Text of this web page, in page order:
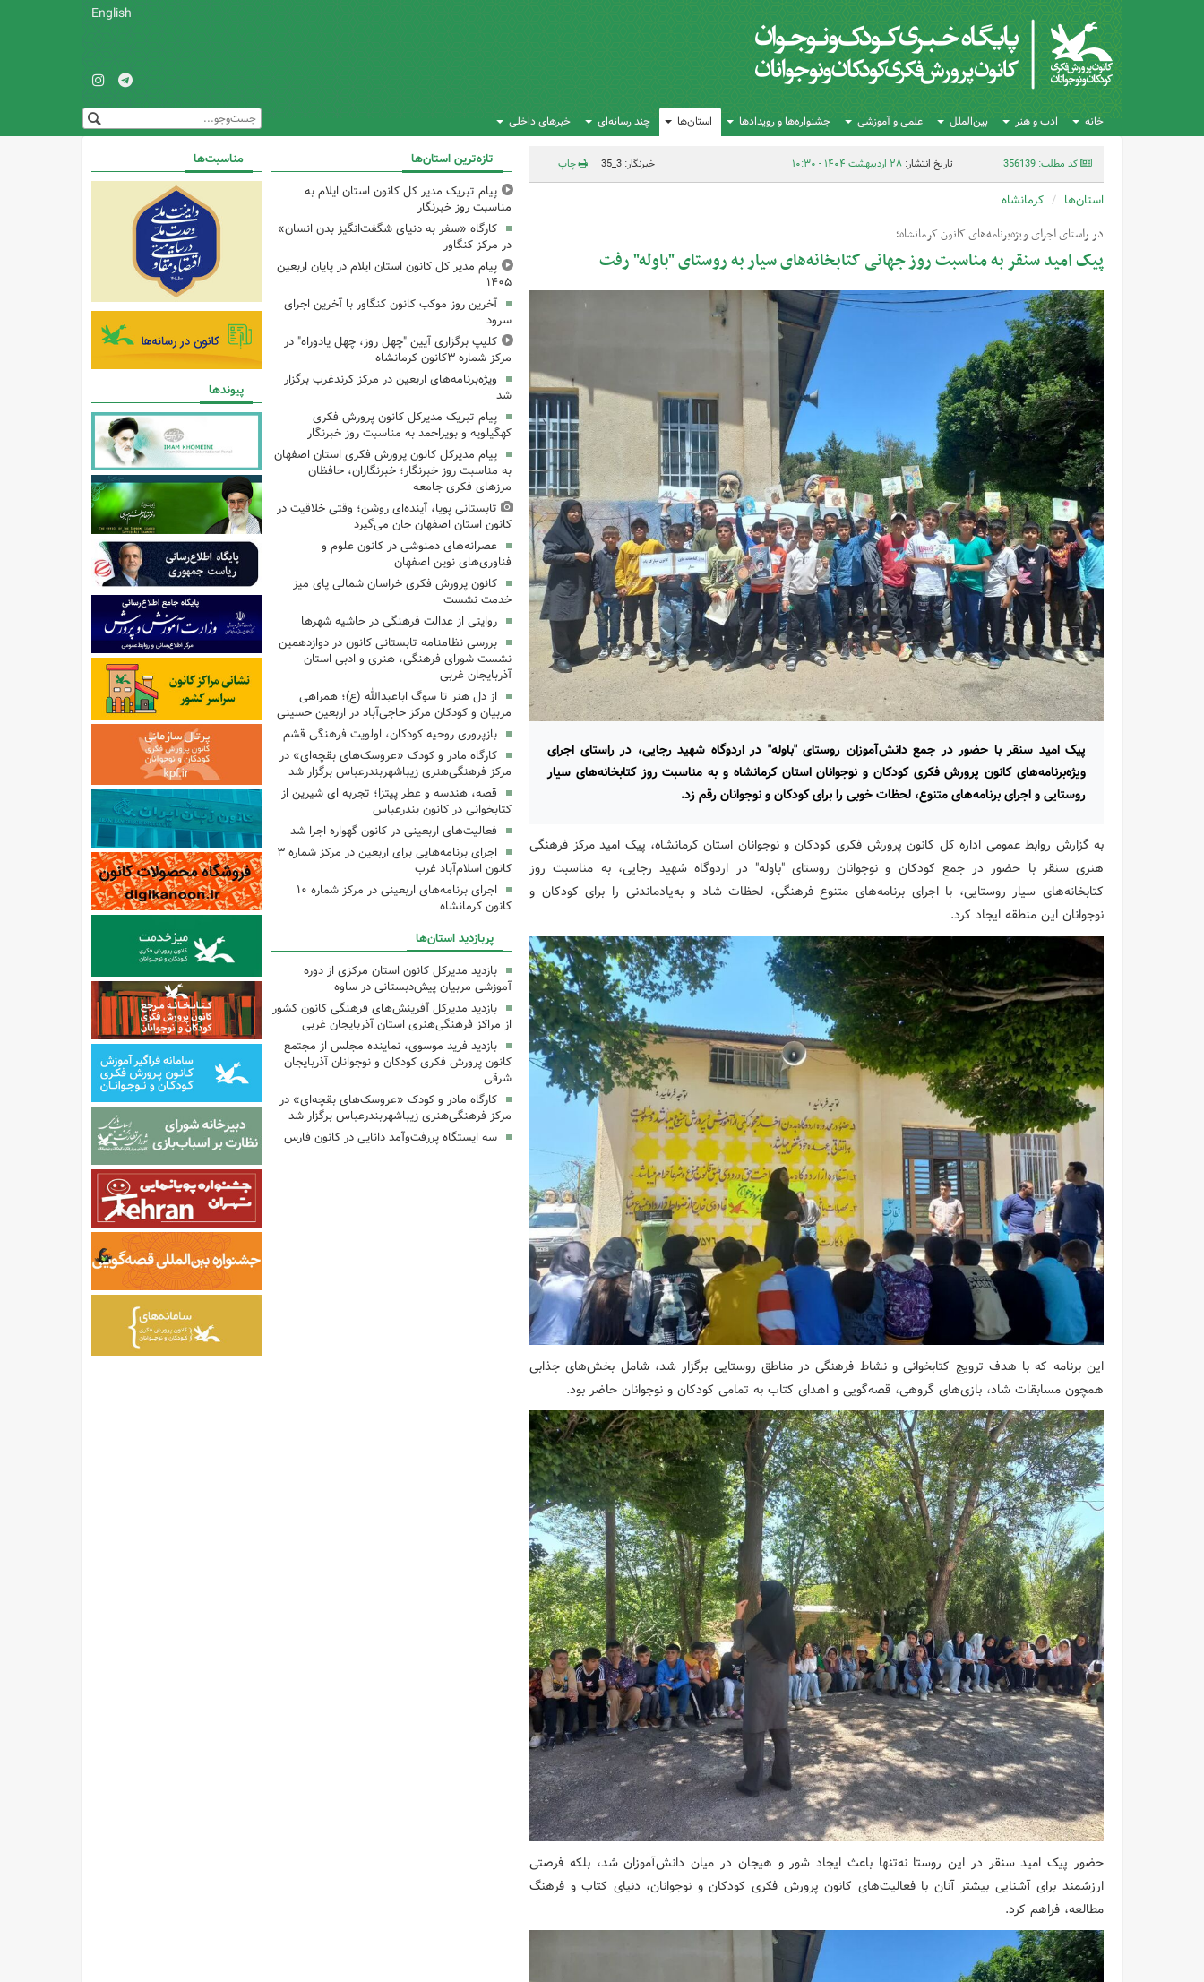
English
خانه ادب و هنر بین‌الملل علمی و آموزشی جشنواره‌ها و رویدادها استان‌ها چند رسانه‌ای خبرهای داخلی
کد مطلب: 356139 تاریخ انتشار:۲۸ اردیبهشت ۱۴۰۴ - ۱۰:۳۰ خبرنگار: 3_35 چاپ
استان‌ها کرمانشاه
در راستای اجرای ویژه‌برنامه‌های کانون کرمانشاه؛
پیک امید سنقر به مناسبت روز جهانی کتابخانه‌های سیار به روستای "باوله" رفت
پیک امید سنقر با حضور در جمع دانش‌آموزان روستای "باوله" در اردوگاه شهید رجایی، در راستای اجرای
ویژه‌برنامه‌های کانون پرورش فکری کودکان و نوجوانان استان کرمانشاه و به مناسبت روز کتابخانه‌های سیار
روستایی و اجرای برنامه‌های متنوع، لحظات خوبی را برای کودکان و نوجوانان رقم زد.
به گزارش روابط عمومی اداره کل کانون پرورش فکری کودکان و نوجوانان استان کرمانشاه، پیک امید مرکز فرهنگی
هنری سنقر با حضور در جمع کودکان و نوجوانان روستای "باوله" در اردوگاه شهید رجایی، به مناسبت روز
کتابخانه‌های سیار روستایی، با اجرای برنامه‌های متنوع فرهنگی، لحظات شاد و به‌یادماندنی را برای کودکان و
نوجوانان این منطقه ایجاد کرد.
این برنامه که با هدف ترویج کتابخوانی و نشاط فرهنگی در مناطق روستایی برگزار شد، شامل بخش‌های جذابی
همچون مسابقات شاد، بازی‌های گروهی، قصه‌گویی و اهدای کتاب به تمامی کودکان و نوجوانان حاضر بود.
حضور پیک امید سنقر در این روستا نه‌تنها باعث ایجاد شور و هیجان در میان دانش‌آموزان شد، بلکه فرصتی
ارزشمند برای آشنایی بیشتر آنان با فعالیت‌های کانون پرورش فکری کودکان و نوجوانان، دنیای کتاب و فرهنگ
مطالعه، فراهم کرد.
تازه‌ترین استان‌ها
پیام تبریک مدیر کل کانون استان ایلام به
مناسبت روز خبرنگار
کارگاه «سفر به دنیای شگفت‌انگیز بدن انسان»
در مرکز کنگاور
پیام مدیر کل کانون استان ایلام در پایان اربعین
۱۴۰۵
آخرین روز موکب کانون کنگاور با آخرین اجرای
سرود
کلیپ برگزاری آیین "چهل روز، چهل یادوراه" در
مرکز شماره ۳کانون کرمانشاه
ویژه‌برنامه‌های اربعین در مرکز کرندغرب برگزار
شد
پیام تبریک مدیرکل کانون پرورش فکری
کهگیلویه و بویراحمد به مناسبت روز خبرنگار
پیام مدیرکل کانون پرورش فکری استان اصفهان
به مناسبت روز خبرنگار؛ خبرنگاران، حافظان
مرزهای فکری جامعه
تابستانی پویا، آینده‌ای روشن؛ وقتی خلاقیت در
کانون استان اصفهان جان می‌گیرد
عصرانه‌های دمنوشی در کانون علوم و
فناوری‌های نوین اصفهان
کانون پرورش فکری خراسان شمالی پای میز
خدمت نشست
روایتی از عدالت فرهنگی در حاشیه شهرها
بررسی نظامنامه تابستانی کانون در دوازدهمین
نشست شورای فرهنگی، هنری و ادبی استان
آذربایجان غربی
از دل هنر تا سوگ اباعبدالله (ع)؛ همراهی
مربیان و کودکان مرکز حاجی‌آباد در اربعین حسینی
بازپروری روحیه کودکان، اولویت فرهنگی قشم
کارگاه مادر و کودک «عروسک‌های بقچه‌ای» در
مرکز فرهنگی‌هنری زیباشهربندرعباس برگزار شد
قصه، هندسه و عطر پیتزا؛ تجربه ای شیرین از
کتابخوانی در کانون بندرعباس
فعالیت‌های اربعینی در کانون گهواره اجرا شد
اجرای برنامه‌هایی برای اربعین در مرکز شماره ۳
کانون اسلام‌آباد غرب
اجرای برنامه‌های اربعینی در مرکز شماره ۱۰
کانون کرمانشاه
پربازدید استان‌ها
بازدید مدیرکل کانون استان مرکزی از دوره
آموزشی مربیان پیش‌دبستانی در ساوه
بازدید مدیرکل آفرینش‌های فرهنگی کانون کشور
از مراکز فرهنگی‌هنری استان آذربایجان غربی
بازدید فرید موسوی، نماینده مجلس از مجتمع
کانون پرورش فکری کودکان و نوجوانان آذربایجان
شرقی
کارگاه مادر و کودک «عروسک‌های بقچه‌ای» در
مرکز فرهنگی‌هنری زیباشهربندرعباس برگزار شد
سه ایستگاه پررفت‌وآمد دانایی در کانون فارس
مناسبت‌ها
پیوندها